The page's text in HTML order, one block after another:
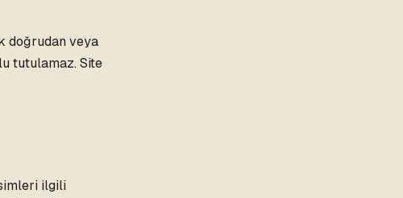
doğrudan veya
tutulamaz. Site
ilgili